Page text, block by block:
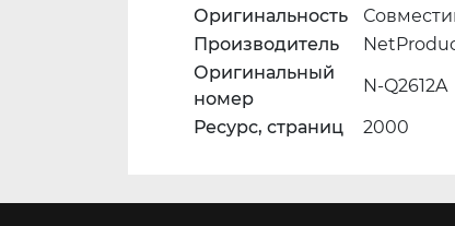
Оригинальность
Производитель
Оригинальный
номер
N-Q2612A
Ресурс, страниц
2000